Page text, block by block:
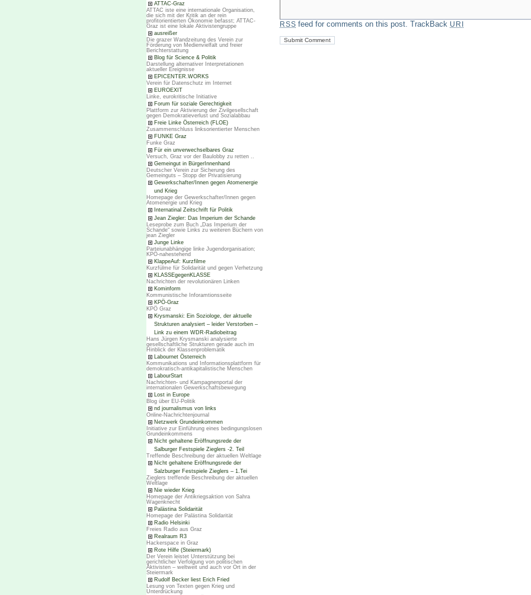
ATTAC-Graz
ATTAC iste eine internationale Organisation,
die sich mit der Kritik an der rein
profitorientierten Ökonomie befasst; ATTAC-
Graz ist eine lokale Aktivistengruppe
ausreißer
Die grazer Wandzeitung des Verein zur
Förderung von Medienvielfalt und freier
Berichterstattung
Blog für Science & Politik
Darstellung alternativer Interpretationen
aktueller Ereignisse
EPICENTER.WORKS
Verein für Datenschutz im Internet
EUROEXIT
Linke, eurokritische Initiative
Forum für soziale Gerechtigkeit
Plattform zur Aktivierung der Zivilgesellschaft
gegen Demokratieverlust und Sozialabbau
Freie Linke Österreich (FLOE)
Zusammenschluss linksorientierter Menschen
FUNKE Graz
Funke Graz
Für ein unverwechselbares Graz
Versuch, Graz vor der Baulobby zu retten ..
Gemeingut in BürgerInnenhand
Deutscher Verein zur Sicherung des
Gemeinguts – Stopp der Privatisierung
Gewerkschafter/Innen gegen Atomenergie
und Krieg
Homepage der Gewerkschafter/Innen gegen
Atomenergie und Krieg
Internatinal Zeitschrift für Politik
Jean Ziegler: Das Imperium der Schande
Leseprobe zum Buch „Das Imperium der
Schande“ sowie Links zu weiteren Büchern von
jean Ziegler
Junge Linke
Parteiunabhängige linke Jugendorganisation;
KPÖ-nahestehend
KlappeAuf: Kurzfilme
Kurzfülme für Solidarität und gegen Verhetzung
KLASSEgegenKLASSE
Nachrichten der revolutionären Linken
Kominform
Kommunistische Inforamtionsseite
KPÖ-Graz
KPÖ Graz
Krysmanski: Ein Soziologe, der aktuelle
Strukturen analysiert – leider Verstorben –
Link zu einem WDR-Radiobeitrag
Hans Jürgen Krysmanski analysierte
gesellschaftliche Strukturen gerade auch im
Hinblick der Klassenproblematik
Labournet Österreich
Kommunikations und Informationsplattform für
demokratisch-antikapitalistische Menschen
LabourStart
Nachrichten- und Kampagnenportal der
internationalen Gewerkschaftsbewegung
Lost in Europe
Blog über EU-Politik
nd journalismus von links
Online-Nachrichtenjournal
Netzwerk Grundeinkommen
Initiative zur Einführung eines bedingungslosen
Grundeinkommens
Nicht gehaltene Eröffnungsrede der
Salburger Festspiele Zieglers -2. Teil
Treffende Beschreibung der aktuellen Weltlage
Nicht gehaltene Eröffnungsrede der
Salzburger Festspiele Zieglers – 1.Tei
Zieglers treffende Beschreibung der aktuellen
Weltlage
Nie wieder Krieg
Homepage der Antikriegsaktion von Sahra
Wagenknecht
Palästina Solidarität
Homepage der Palästina Solidarität
Radio Helsinki
Freies Radio aus Graz
Realraum R3
Hackerspace in Graz
Rote Hilfe (Steiermark)
Der Verein leistet Unterstützung bei
gerichtlicher Verfolgung von politischen
Aktivisten – weltweit und auch vor Ort in der
Steiermark
Rudolf Becker liest Erich Fried
Lesung von Texten gegen Krieg und
Unterdrückung
RSS feed for comments on this post. TrackBack URI